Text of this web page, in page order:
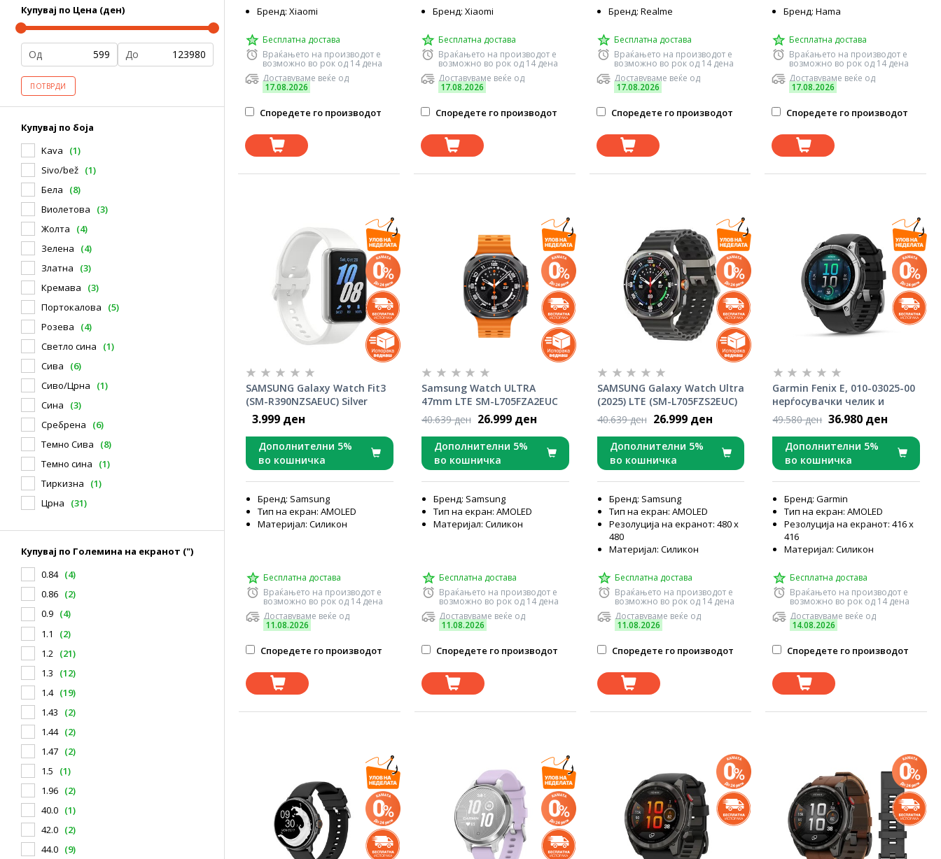
Купувај по Цена (ден)
Од До
ПОТВРДИ
Купувај по боја
Kava
(1)
Sivo/bež (1)
Бела
(8)
Виолетова
(3)
Жолта
(4)
Зелена
(4)
Златна
(3)
Кремава
(3)
Портокалова
(5)
Розева
(4)
Светло сина
(1)
Сива
(6)
Сиво/Црна
(1)
Сина
(3)
Сребрена
(6)
Темно Сива
(8)
Темно сина
(1)
Тиркизна
(1)
Црна
(31)
Купувај по Големина на екранот (")
0.84 (4)
0.86 (2)
0.9 (4)
1.1
(2)
1.2
(21)
1.3
(12)
1.4 (19)
1.43
(2)
1.44 (2)
1.47 (2)
1.5
(1)
1.96 (2)
40.0 (1)
42.0 (2)
44.0 (9)
Бренд: Xiaomi
Бесплатна достава
Враќањето на производот е
возможно во рок од 14 дена
Доставуваме веќе од
17.08.2026
Споредете го производот
Бренд: Xiaomi
Бесплатна достава
Враќањето на производот е
возможно во рок од 14 дена
Доставуваме веќе од
17.08.2026
Споредете го производот
Бренд: Realme
Бесплатна достава
Враќањето на производот е
возможно во рок од 14 дена
Доставуваме веќе од
17.08.2026
Споредете го производот
Бренд: Hama
Бесплатна достава
Враќањето на производот е
возможно во рок од 14 дена
Доставуваме веќе од
17.08.2026
Споредете го производот
SAMSUNG Galaxy Watch Fit3
(SM-R390NZSAEUC) Silver
3.999 ден
Дополнителни 5%
во кошничка
Бренд: Samsung
Тип на екран: AMOLED
Материјал: Силикон
Бесплатна достава
Враќањето на производот е
возможно во рок од 14 дена
Доставуваме веќе од
11.08.2026
Споредете го производот
Samsung Watch ULTRA
47mm LTE SM-L705FZA2EUC
Titanium Grey
40.639 ден 26.999 ден
Дополнителни 5%
во кошничка
Бренд: Samsung
Тип на екран: AMOLED
Материјал: Силикон
Бесплатна достава
Враќањето на производот е
возможно во рок од 14 дена
Доставуваме веќе од
11.08.2026
Споредете го производот
SAMSUNG Galaxy Watch Ultra
(2025) LTE (SM-L705FZS2EUC)
Titanium Silver
40.639 ден 26.999 ден
Дополнителни 5%
во кошничка
Бренд: Samsung
Тип на екран: AMOLED
Резолуција на екранот: 480 x
480
Материјал: Силикон
Бесплатна достава
Враќањето на производот е
возможно во рок од 14 дена
Доставуваме веќе од
11.08.2026
Споредете го производот
Garmin Fenix E, 010-03025-00
нерѓосувачки челик и
силиконско ремче
49.580 ден 36.980 ден
Дополнителни 5%
во кошничка
Бренд: Garmin
Тип на екран: AMOLED
Резолуција на екранот: 416 x
416
Материјал: Силикон
Бесплатна достава
Враќањето на производот е
возможно во рок од 14 дена
Доставуваме веќе од
14.08.2026
Споредете го производот